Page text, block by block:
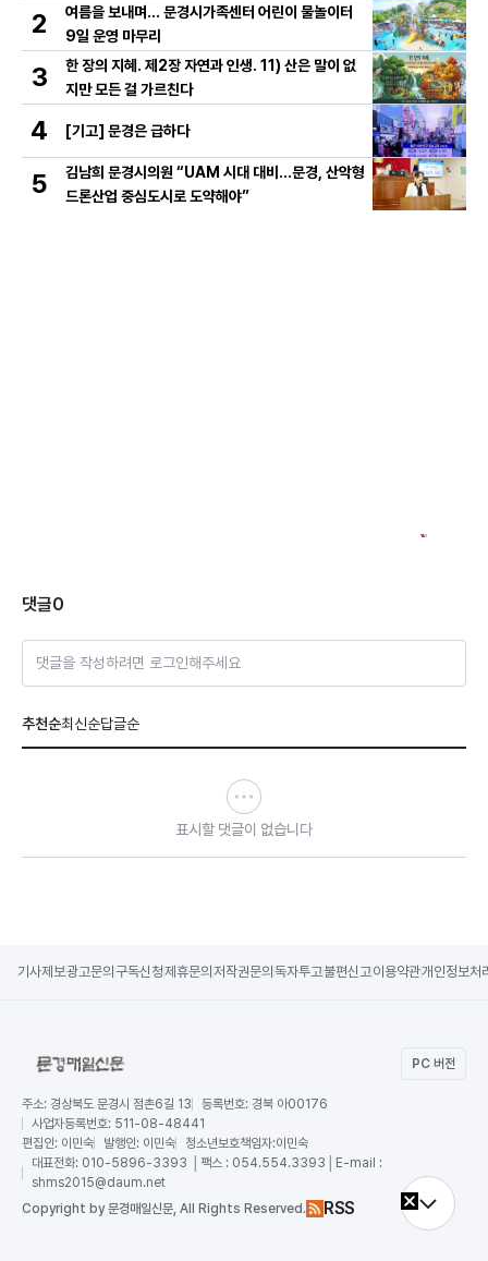
2
여름을 보내며… 문경시가족센터 어린이 물놀이터
9일 운영 마무리
3
한 장의 지혜. 제2장 자연과 인생. 11) 산은 말이 없
지만 모든 걸 가르친다
4 [기고] 문경은 급하다
5
김남희 문경시의원 “UAM 시대 대비…문경, 산악형
드론산업 중심도시로 도약해야”
댓글0
댓글을 작성하려면 로그인해주세요
추천순최신순답글순
표시할 댓글이 없습니다
기사제보광고문의 구독신청제휴문의 저작권문의 독자투고불편신고이용약관개인정보처
PC 버전
주소: 경상북도 문경시 점촌6길 13 등록번호: 경북 아00176
사업자등록번호: 511-08-48441
편집인: 이민숙 발행인: 이민숙 청소년보호책임자:이민숙
대표전화: 010-5896-3393 │팩스 : 054.554.3393│E-mail :
shms2015@daum.net
Copyright by 문경매일신문, All Rights Reserved. RSS